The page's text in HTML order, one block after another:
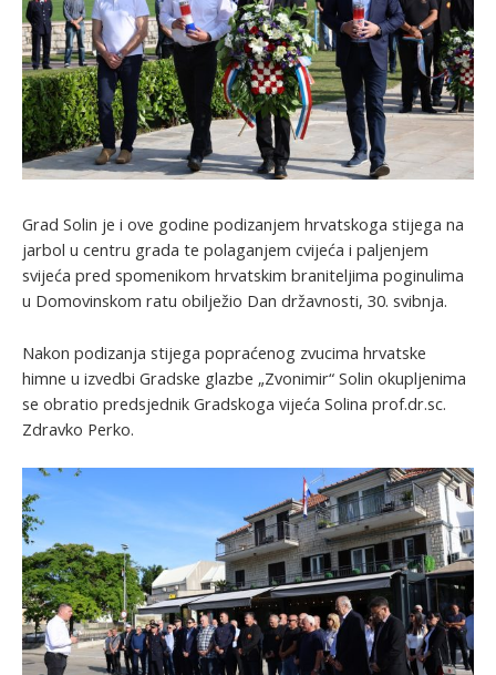
Grad Solin je i ove godine podizanjem hrvatskoga stijega na
jarbol u centru grada te polaganjem cvijeća i paljenjem
svijeća pred spomenikom hrvatskim braniteljima poginulima
u Domovinskom ratu obilježio Dan državnosti, 30. svibnja.
Nakon podizanja stijega popraćenog zvucima hrvatske
himne u izvedbi Gradske glazbe „Zvonimir“ Solin okupljenima
se obratio predsjednik Gradskoga vijeća Solina prof.dr.sc.
Zdravko Perko.